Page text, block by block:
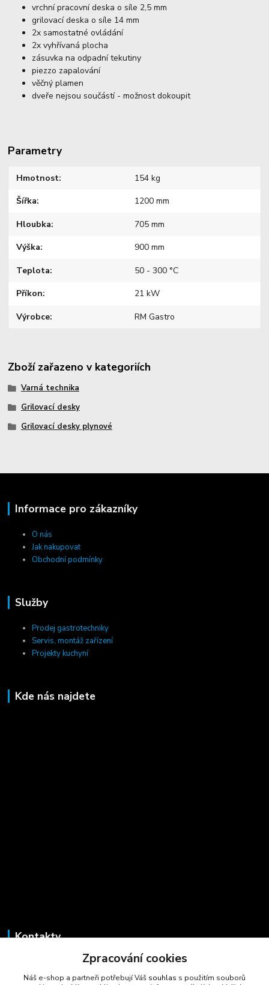
vrchní pracovní deska o síle 2,5 mm
grilovací deska o síle 14 mm
2x samostatné ovládání
2x vyhřívaná plocha
zásuvka na odpadní tekutiny
piezzo zapalování
věčný plamen
dveře nejsou součástí - možnost dokoupit
Parametry
Hmotnost 154 kg
Šířka 1200 mm
Hloubka 705 mm
Výška 900 mm
Teplota 50 - 300 °C
Příkon 21 kW
Výrobce RM Gastro
Zboží zařazeno v kategoriích
Varná technika
Grilovací desky
Grilovací desky plynové
Informace pro zákazníky
O nás
Jak nakupovat
Obchodní podmínky
Služby
Prodej gastrotechniky
Servis, montáž zařízení
Projekty kuchyní
Kde nás najdete
Kontakty
+420 723 725 881
Zpracování cookies
Náš e-shop a partneři potřebují Váš souhlas s použitím souborů